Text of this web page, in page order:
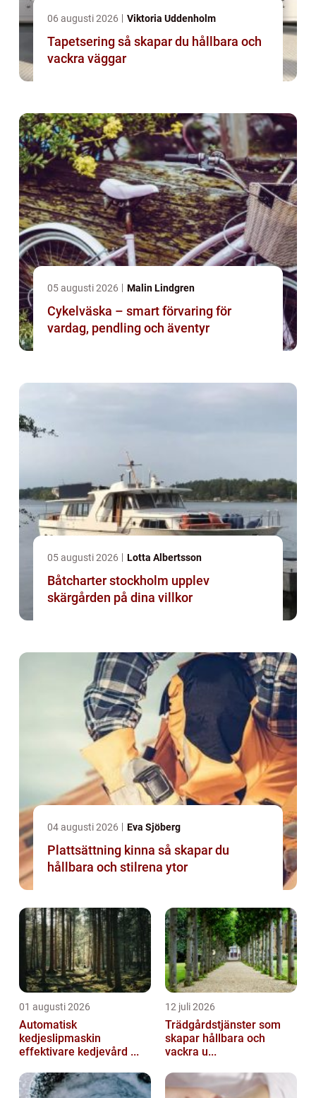
06 augusti 2026 Viktoria Uddenholm
Tapetsering så skapar du hållbara och
vackra väggar
05 augusti 2026 Malin Lindgren
Cykelväska – smart förvaring för
vardag, pendling och äventyr
05 augusti 2026 Lotta Albertsson
Båtcharter stockholm upplev
skärgården på dina villkor
04 augusti 2026 Eva Sjöberg
Plattsättning kinna så skapar du
hållbara och stilrena ytor
01 augusti 2026
Automatisk
kedjeslipmaskin
effektivare kedjevård ...
12 juli 2026
Trädgårdstjänster som
skapar hållbara och
vackra u...